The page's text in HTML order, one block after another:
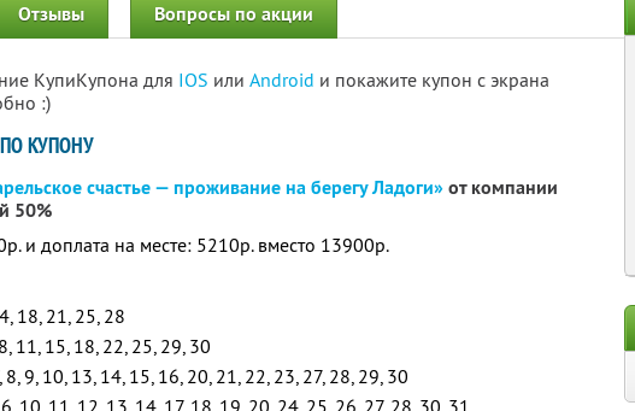
Отзывы Вопросы по акции
КупиКупона для IOS или Android и покажите купон с экрана
:)
КУПОНУ
счастье — проживание на берегу Ладоги»от компании
50%
и доплата на месте: 5210р. вместо 13900р.
18, 21, 25, 28
11, 15, 18, 22, 25, 29, 30
9, 10, 13, 14, 15, 16, 20, 21, 22, 23, 27, 28, 29, 30
10, 11, 12, 13, 14, 17, 18, 19, 20, 24, 25, 26, 27, 28, 30, 31